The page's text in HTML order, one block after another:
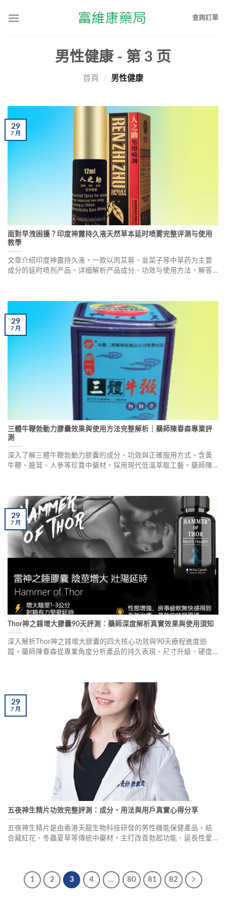
查詢訂單
男性健康 - 第 3 页
首頁 / 男性健康
面對早洩困擾？印度神露持久液天然草本延时喷雾完整评测与使用
教學
文章介绍印度神露持久液，一款以肉苁蓉、韭菜子等中草药为主要
成分的延时喷剂产品。详细解析产品成分、功效与使用方法，解答
效。
29
7月
三體牛鞭勃動力膠囊效果與使用方法完整解析｜藥師陳春森專業評
測
深入了解三體牛鞭勃動力膠囊的成分、功效與正確服用方式。含黃
牛鞭、鹿茸、人參等珍貴中藥材，採用現代低溫萃取工藝。藥師陳
29
7月
Thor神之錘增大膠囊90天評測：藥師深度解析真實效果與使用須知
深入解析Thor神之錘增大膠囊的四大核心功效與90天療程進度追
蹤。藥師陳春森從專業角度分析產品的持久表現、尺寸升級、硬度
29
7月
五夜神生精片功效完整評測：成分、用法與用戶真實心得分享
五夜神生精片是由香港天龍生物科技研發的男性機能保健產品，結
合藏紅花、冬蟲夏草等傳統中藥材，主打改善勃起功能、延長性愛
29
7月
1 2 3 4 ... 80 81 82